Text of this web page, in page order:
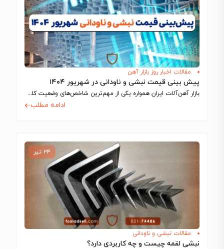
مقالات اخبار روز بازار آهن
پیش بینی قیمت نبشی و ناودانی در شهریور ۱۴۰۴
بازار آهن‌آلات ایران همواره یکی از مهم‌ترین شاخص‌های وضعیت کلی اقتصاد و صنعت کشور…
ادامه مطلب
۲۴ تیر
مقالات نبشی و ناودانی
نبشی لقمه چیست و چه کاربردی دارد؟